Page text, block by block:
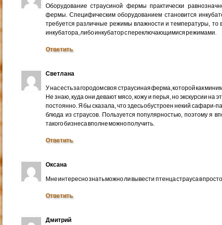
Оборудование страусиной фермы практически
фермы. Специфическим оборудованием становится
требуется различные режимы влажности и температуры, то
инкубатора, либо инкубатор с переключающимися режимами.
Ответить
Светлана
У нас есть за городом своя страусиная ферма, которой как
Не знаю, куда они девают мясо, кожу и перья, но экскурсии на
постоянно. Я бы сказала, что здесь обустроен некий сафари-
блюда из страусов. Пользуется популярностью, поэтому я
такого бизнеса вполне можно получить.
Ответить
Оксана
Мне интересно знать можно ли вывести птенца страуса в
Ответить
Дмитрий